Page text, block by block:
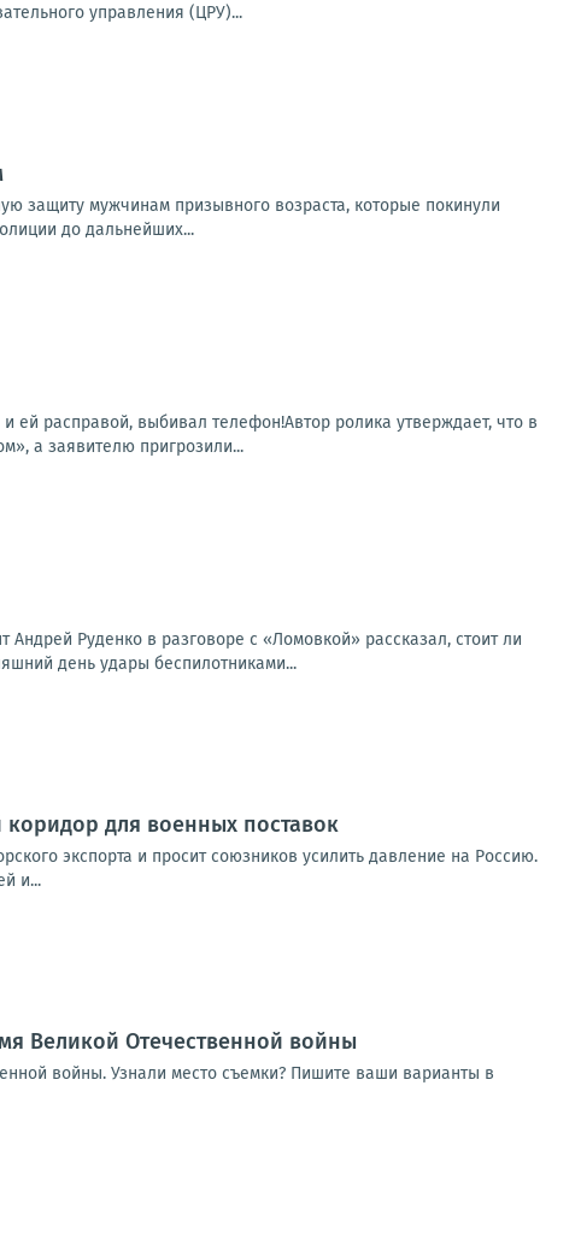
управления (ЦРУ)...
защиту мужчинам призывного возраста, которые покинули
до дальнейших...
ей расправой, выбивал телефон!Автор ролика утверждает, что в
а заявителю пригрозили...
Руденко в разговоре с «Ломовкой» рассказал, стоит ли
день удары беспилотниками...
коридор для военных поставок
экспорта и просит союзников усилить давление на Россию.
и...
Великой Отечественной войны
войны. Узнали место съемки? Пишите ваши варианты в